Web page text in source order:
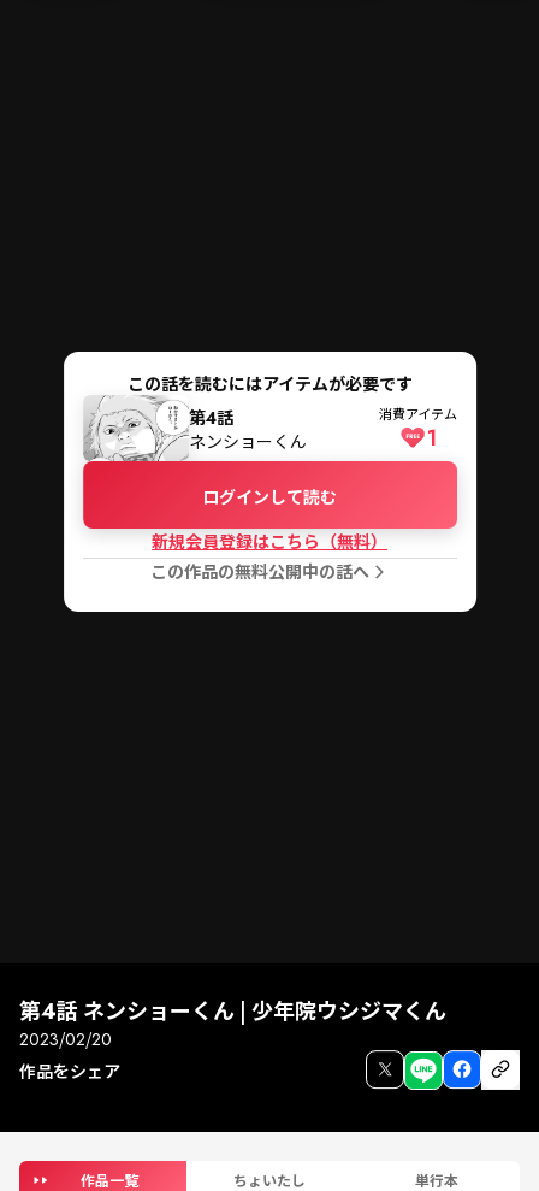
この話を読むにはアイテムが必要です
第4話
ネンショーくん
消費アイテム
1
ログインして読む
新規会員登録はこちら（無料）
この作品の無料公開中の話へ
第4話 ネンショーくん | 少年院ウシジマくん
2023/02/20
作品をシェア
作品一覧 ちょいたし 単行本